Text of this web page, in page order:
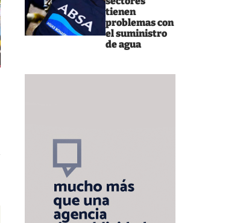
tienen
problemas con
el suministro
de agua